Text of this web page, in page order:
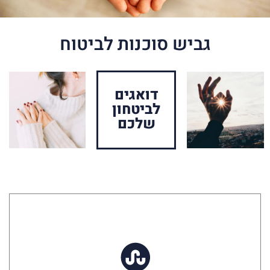
גביש סוכנות לביטוח
דואגים
לביטחון
שלכם
עוד מידע על ביטוח עסקי